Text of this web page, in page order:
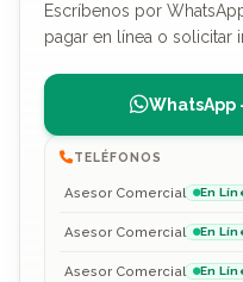
Escríbenos por
pagar en línea o solicitar
WhatsApp
TELÉFONOS
Asesor Comercial En
Asesor Comercial En
Asesor Comercial En